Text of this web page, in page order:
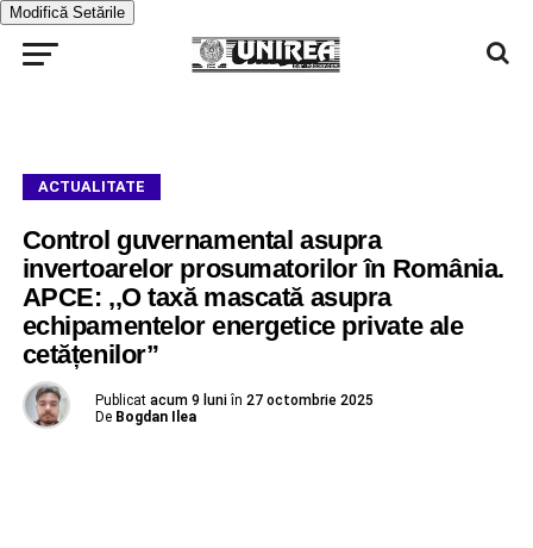
Modifică Setările
ACTUALITATE
Control guvernamental asupra
invertoarelor prosumatorilor în România.
APCE: ,,O taxă mascată asupra
echipamentelor energetice private ale
cetățenilor”
Publicat acum 9 luni în 27 octombrie 2025
De Bogdan Ilea